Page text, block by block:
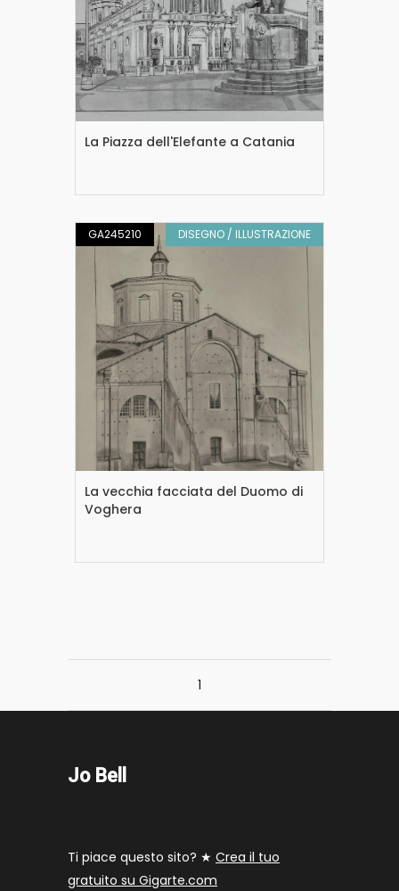
La Piazza dell'Elefante a Catania
GA245210 DISEGNO / ILLUSTRAZIONE
La vecchia facciata del Duomo di
Voghera
1
Jo Bell
Ti piace questo sito? ★ Crea il tuo
gratuito su Gigarte.com